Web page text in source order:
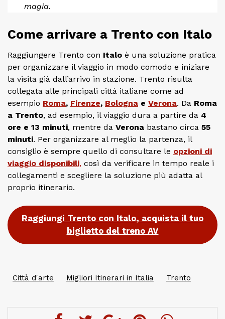
magia.
Come arrivare a Trento con Italo
Raggiungere Trento con Italo è una soluzione pratica
per organizzare il viaggio in modo comodo e iniziare
la visita già dall’arrivo in stazione. Trento risulta
collegata alle principali città italiane come ad
esempio Roma, Firenze, Bologna e Verona. Da Roma
a Trento, ad esempio, il viaggio dura a partire da 4
ore e 13 minuti, mentre da Verona bastano circa 55
minuti. Per organizzare al meglio la partenza, il
consiglio è sempre quello di consultare le opzioni di
viaggio disponibili, così da verificare in tempo reale i
collegamenti e scegliere la soluzione più adatta al
proprio itinerario.
Raggiungi Trento con Italo, acquista il tuo
biglietto del treno AV
Città d'arte Migliori Itinerari in Italia Trento